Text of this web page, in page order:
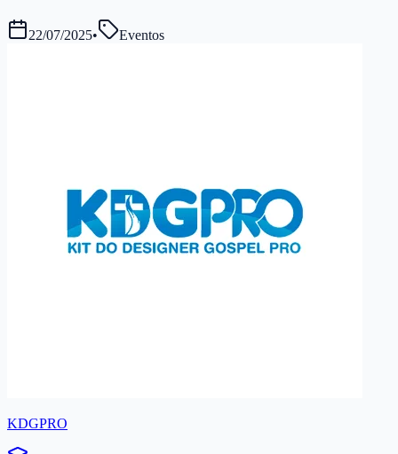
22/07/2025• Eventos
KDGPRO